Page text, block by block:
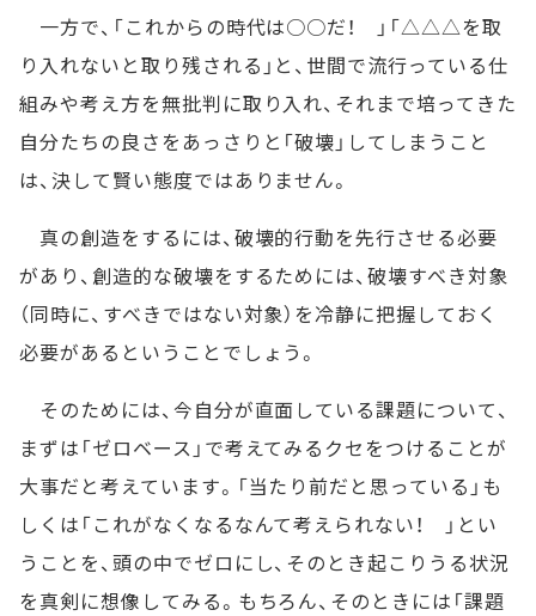
一方で、「これからの時代は○○だ！ 」「△△△を取
り入れないと取り残される」と、世間で流行っている仕
組みや考え方を無批判に取り入れ、それまで培ってきた
自分たちの良さをあっさりと「破壊」してしまうこと
は、決して賢い態度ではありません。
真の創造をするには、破壊的行動を先行させる必要
があり、創造的な破壊をするためには、破壊すべき対象
（同時に、すべきではない対象）を冷静に把握しておく
必要があるということでしょう。
そのためには、今自分が直面している課題について、
まずは「ゼロベース」で考えてみるクセをつけることが
大事だと考えています。「当たり前だと思っている」も
しくは「これがなくなるなんて考えられない！ 」とい
うことを、頭の中でゼロにし、そのとき起こりうる状況
を真剣に想像してみる。もちろん、そのときには「課題